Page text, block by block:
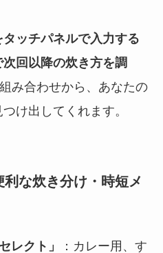
ッチパネルで入力する
回以降の炊き方を調
み合わせから、あなたの
け出してくれます。
な炊き分け・時短メ
レクト」
：カレー用、す